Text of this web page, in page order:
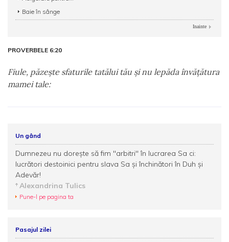
Baie în sânge
Inainte
PROVERBELE 6:20
Fiule, păzeşte sfaturile tatălui tău şi nu lepăda învăţătura
mamei tale:
Un gând
Dumnezeu nu dorește să fim ''arbitri'' în lucrarea Sa ci:
lucrători destoinici pentru slava Sa şi închinători în Duh şi
Adevăr!
Alexandrina Tulics
Pune-l pe pagina ta
Pasajul zilei